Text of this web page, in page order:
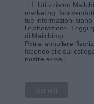
Utilizziamo
marketing.
tue informazioni
l'elaborazione. Leggi
di Mailchimp
Potrai annullare
facendo clic sul
nostre e-mail.